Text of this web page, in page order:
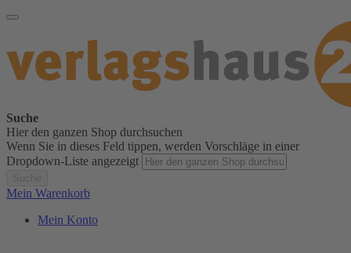
Suche
Hier den ganzen Shop durchsuchen
Wenn Sie in dieses Feld tippen, werden Vorschläge in einer
Dropdown-Liste angezeigt
Mein Warenkorb
Mein Konto